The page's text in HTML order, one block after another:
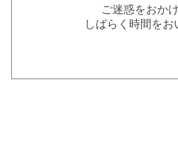
ご迷惑をおか
しばらく時間を